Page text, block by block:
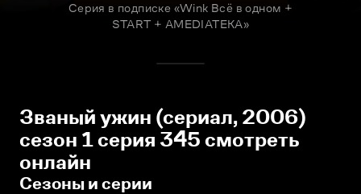
Серия в подписке «Wink Всё в одном +
START + AMEDIATEKA»
Званый ужин (сериал, 2006)
сезон 1 серия 345 смотреть
онлайн
Сезоны и серии